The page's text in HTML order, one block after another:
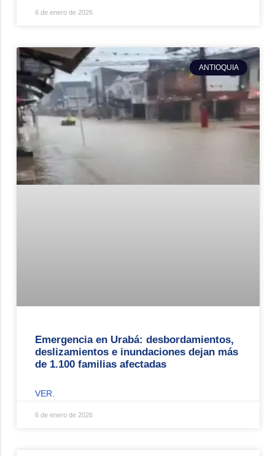
6 de enero de 2026
ANTIOQUIA
Emergencia en Urabá: desbordamientos,
deslizamientos e inundaciones dejan más
de 1.100 familias afectadas
VER.
6 de enero de 2026